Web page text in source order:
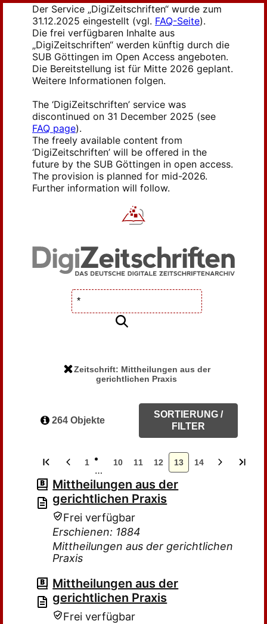
Der Service „DigiZeitschriften“ wurde zum
31.12.2025 eingestellt (vgl. FAQ-Seite).
Die frei verfügbaren Inhalte aus
„DigiZeitschriften“ werden künftig durch die
SUB Göttingen im Open Access angeboten.
Die Bereitstellung ist für Mitte 2026 geplant.
Weitere Informationen folgen.
The ‘DigiZeitschriften’ service was
discontinued on 31 December 2025 (see
FAQ page).
The freely available content from
‘DigiZeitschriften’ will be offered in the
future by the SUB Göttingen in open access.
The provision is planned for mid-2026.
Further information will follow.
Zeitschrift: Mittheilungen aus der
gerichtlichen Praxis
264 Objekte
SORTIERUNG /
FILTER
1
…
10 11 12 13 14
Mittheilungen aus der
gerichtlichen Praxis
Frei verfügbar
Erschienen: 1884
Mittheilungen aus der gerichtlichen
Praxis
Mittheilungen aus der
gerichtlichen Praxis
Frei verfügbar